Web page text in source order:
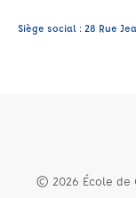
Siège social : 28 Rue
© 2026 École de